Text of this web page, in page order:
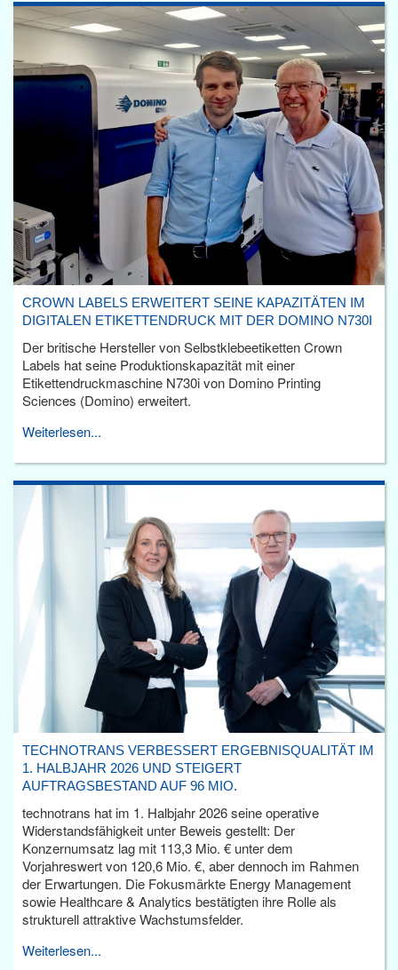
CROWN LABELS ERWEITERT SEINE KAPAZITÄTEN IM
DIGITALEN ETIKETTENDRUCK MIT DER DOMINO N730I
Der britische Hersteller von Selbstklebeetiketten Crown
Labels hat seine Produktionskapazität mit einer
Etikettendruckmaschine N730i von Domino Printing
Sciences (Domino) erweitert.
Weiterlesen...
TECHNOTRANS VERBESSERT ERGEBNISQUALITÄT IM
1. HALBJAHR 2026 UND STEIGERT
AUFTRAGSBESTAND AUF 96 MIO.
technotrans hat im 1. Halbjahr 2026 seine operative
Widerstandsfähigkeit unter Beweis gestellt: Der
Konzernumsatz lag mit 113,3 Mio. € unter dem
Vorjahreswert von 120,6 Mio. €, aber dennoch im Rahmen
der Erwartungen. Die Fokusmärkte Energy Management
sowie Healthcare & Analytics bestätigten ihre Rolle als
strukturell attraktive Wachstumsfelder.
Weiterlesen...